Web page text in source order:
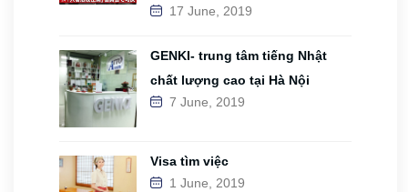
17 June, 2019
GENKI- trung tâm tiếng Nhật
chất lượng cao tại Hà Nội
7 June, 2019
Visa tìm việc
1 June, 2019